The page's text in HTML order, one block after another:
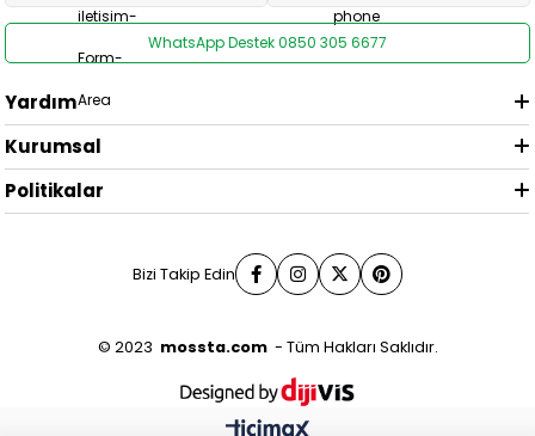
WhatsApp Destek 0850 305 6677
Yardım
Kurumsal
Politikalar
Bizi Takip Edin
© 2023 mossta.com- Tüm Hakları Saklıdır.